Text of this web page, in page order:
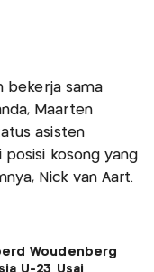
bekerja sama
Maarten
asisten
posisi kosong yang
Nick van Aart.
Woudenberg